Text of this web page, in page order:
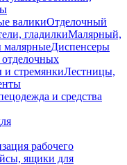
валикиОтделочный
гладилкиМалярный,
малярныеДиспенсеры
стремянкиЛестницы,
и средства
рабочего
ящики для